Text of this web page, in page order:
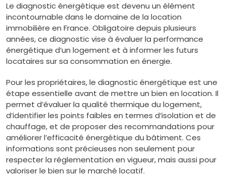
Le diagnostic énergétique est devenu un élément
incontournable dans le domaine de la location
immobilière en France. Obligatoire depuis plusieurs
années, ce diagnostic vise à évaluer la performance
énergétique d’un logement et à informer les futurs
locataires sur sa consommation en énergie.
Pour les propriétaires, le diagnostic énergétique est une
étape essentielle avant de mettre un bien en location. Il
permet d’évaluer la qualité thermique du logement,
d’identifier les points faibles en termes d’isolation et de
chauffage, et de proposer des recommandations pour
améliorer l’efficacité énergétique du bâtiment. Ces
informations sont précieuses non seulement pour
respecter la réglementation en vigueur, mais aussi pour
valoriser le bien sur le marché locatif.